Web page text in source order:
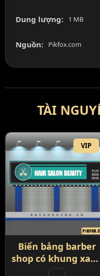
Dung lượng: 1 MB
Nguồn: Pikfox.com
TÀI
VIP
Biển bảng barber
shop có khung xanh
(29)